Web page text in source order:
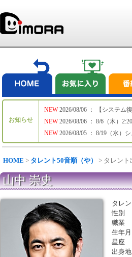
お知らせ
NEW
NEW
NEW
2026/08/06 ： 【システ
2026/08/06 ： 8/6（木）
2026/08/05 ： 8/19（水）
HOME > タレント50音順（や） > タレント
山中 崇史
タレ
性別
職業
生年月
星座
出身地